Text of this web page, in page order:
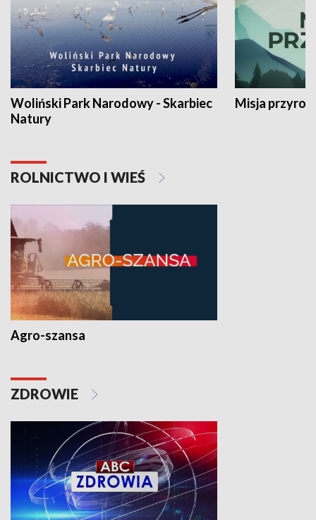
Woliński Park Narodowy - Skarbiec
Natury
Misja
ROLNICTWO I WIEŚ
Agro-szansa
ZDROWIE